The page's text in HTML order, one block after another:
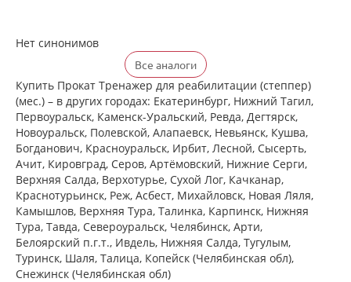
Нет синонимов
Все аналоги
Купить Прокат Тренажер для реабилитации (степпер)
(мес.) – в других городах: Екатеринбург, Нижний Тагил,
Первоуральск, Каменск-Уральский, Ревда, Дегтярск,
Новоуральск, Полевской, Алапаевск, Невьянск, Кушва,
Богданович, Красноуральск, Ирбит, Лесной, Сысерть,
Ачит, Кировград, Серов, Артёмовский, Нижние Cерги,
Верхняя Салда, Верхотурье, Сухой Лог, Качканар,
Краснотурьинск, Реж, Асбест, Михайловск, Новая Ляля,
Камышлов, Верхняя Тура, Талинка, Карпинск, Нижняя
Тура, Тавда, Североуральск, Челябинск, Арти,
Белоярский п.г.т., Ивдель, Нижняя Салда, Тугулым,
Туринск, Шаля, Талица, Копейск (Челябинская обл),
Снежинск (Челябинская обл)